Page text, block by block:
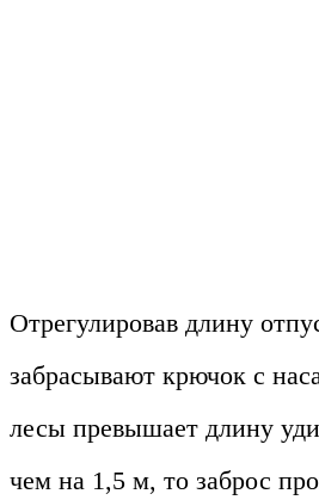
Отрегулировав длину
забрасывают крючок с
лесы превышает длину
чем на 1,5 м, то заброс